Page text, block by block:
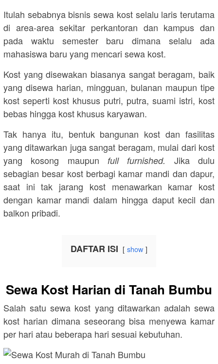
Itulah sebabnya bisnis sewa kost selalu laris terutama
di area-area sekitar perkantoran dan kampus dan
pada waktu semester baru dimana selalu ada
mahasiswa baru yang mencari sewa kost.
Kost yang disewakan biasanya sangat beragam, baik
yang disewa harian, mingguan, bulanan maupun tipe
kost seperti kost khusus putri, putra, suami istri, kost
bebas hingga kost khusus karyawan.
Tak hanya itu, bentuk bangunan kost dan fasilitas
yang ditawarkan juga sangat beragam, mulai dari kost
yang kosong maupun full furnished. Jika dulu
sebagian besar kost berbagi kamar mandi dan dapur,
saat ini tak jarang kost menawarkan kamar kost
dengan kamar mandi dalam hingga daput kecil dan
balkon pribadi.
DAFTAR ISI show
Sewa Kost Harian di Tanah Bumbu
Salah satu sewa kost yang ditawarkan adalah sewa
kost harian dimana seseorang bisa menyewa kamar
per hari atau beberapa hari sesuai kebutuhan.